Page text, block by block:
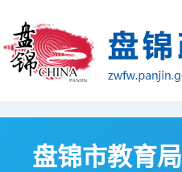
盘锦市教育局